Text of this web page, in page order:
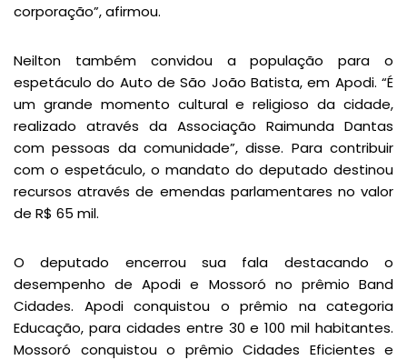
corporação”, afirmou.
Neilton também convidou a população para o
espetáculo do Auto de São João Batista, em Apodi. “É
um grande momento cultural e religioso da cidade,
realizado através da Associação Raimunda Dantas
com pessoas da comunidade”, disse. Para contribuir
com o espetáculo, o mandato do deputado destinou
recursos através de emendas parlamentares no valor
de R$ 65 mil.
O deputado encerrou sua fala destacando o
desempenho de Apodi e Mossoró no prêmio Band
Cidades. Apodi conquistou o prêmio na categoria
Educação, para cidades entre 30 e 100 mil habitantes.
Mossoró conquistou o prêmio Cidades Eficientes e